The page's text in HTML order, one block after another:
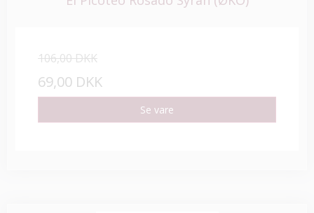
106,00 DKK
69,00 DKK
Se vare